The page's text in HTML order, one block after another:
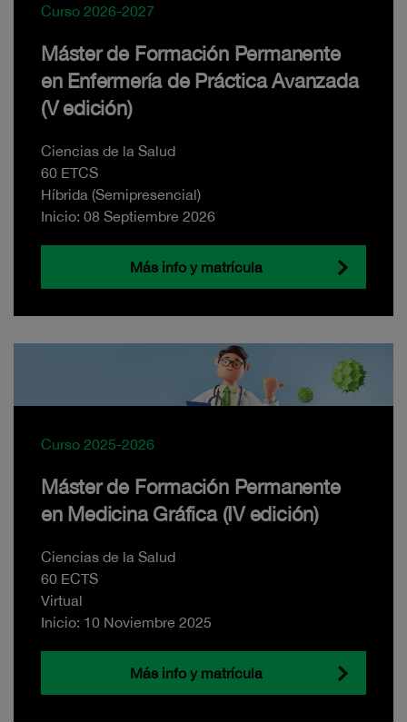
Curso 2026-2027
Máster de Formación Permanente
en Enfermería de Práctica Avanzada
(V edición)
Ciencias de la Salud
60 ETCS
Híbrida (Semipresencial)
Inicio: 08 Septiembre 2026
Más info y matrícula
Curso 2025-2026
Máster de Formación Permanente
en Medicina Gráfica (IV edición)
Ciencias de la Salud
60 ECTS
Virtual
Inicio: 10 Noviembre 2025
Más info y matrícula